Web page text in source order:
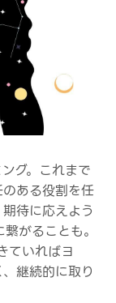
グ。これまで
ある役割を任
待に応えよう
がることも。
ていればヨ
継続的に取り